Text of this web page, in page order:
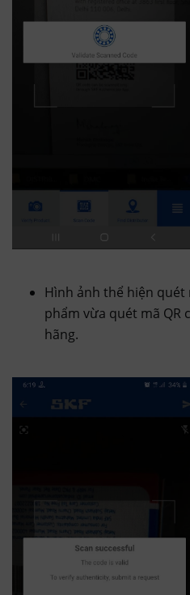
Hình ảnh thể hiện quét
phẩm vừa quét mã QR
hãng.